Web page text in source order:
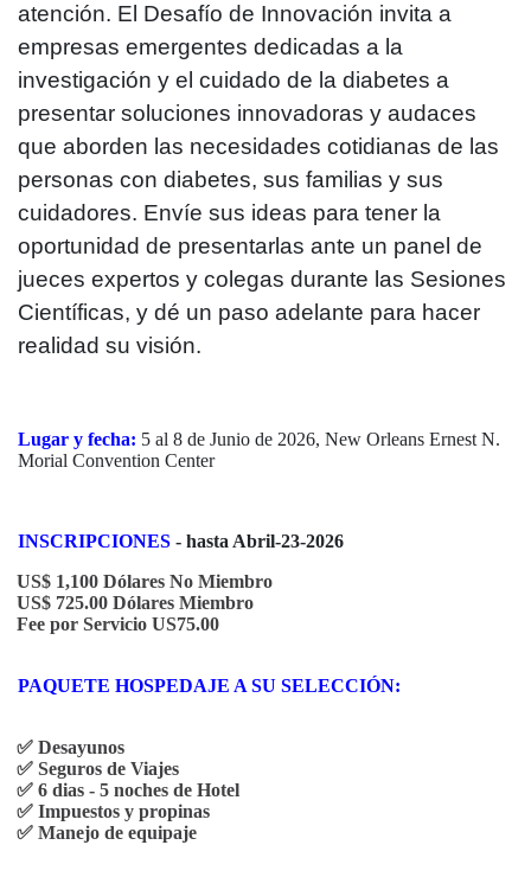
atención. El Desafío de Innovación invita a
empresas emergentes dedicadas a la
investigación y el cuidado de la diabetes a
presentar soluciones innovadoras y audaces
que aborden las necesidades cotidianas de las
personas con diabetes, sus familias y sus
cuidadores. Envíe sus ideas para tener la
oportunidad de presentarlas ante un panel de
jueces expertos y colegas durante las Sesiones
Científicas, y dé un paso adelante para hacer
realidad su visión.
Lugar y fecha: 5 al 8 de Junio de 2026, New Orleans Ernest N.
Morial Convention Center
INSCRIPCIONES - hasta Abril-23-2026
US$ 1,100 Dólares No Miembro
US$ 725.00 Dólares Miembro
Fee por Servicio US75.00
PAQUETE HOSPEDAJE A SU SELECCIÓN:
✅ Desayunos
✅ Seguros de Viajes
✅ 6 dias - 5 noches de Hotel
✅ Impuestos y propinas
✅ Manejo de equipaje